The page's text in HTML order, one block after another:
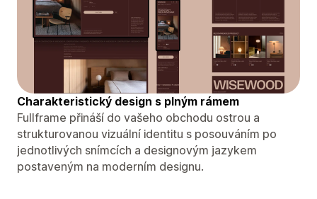
Charakteristický design s plným rámem
Fullframe přináší do vašeho obchodu ostrou a
strukturovanou vizuální identitu s posouváním po
jednotlivých snímcích a designovým jazykem
postaveným na moderním designu.